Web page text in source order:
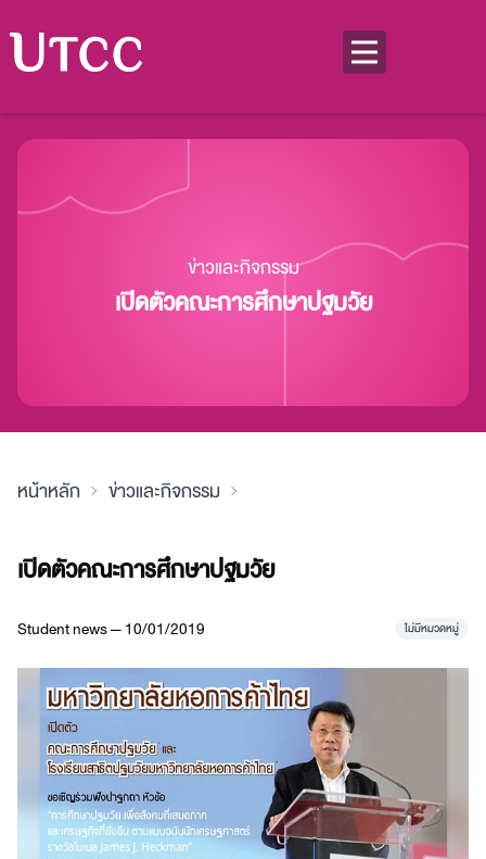
ข่าวและกิจกรรม
เปิดตัวคณะการศึกษาปฐมวัย
หน้าหลัก ข่าวและกิจกรรม
เปิดตัวคณะการศึกษาปฐมวัย
Student news — 10/01/2019 ไม่มีหมวดหมู่